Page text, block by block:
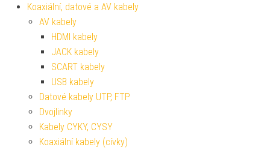
Koaxiální, datové a AV kabely
AV kabely
HDMI kabely
JACK kabely
SCART kabely
USB kabely
Datové kabely UTP, FTP
Dvojlinky
Kabely CYKY, CYSY
Koaxiální kabely (cívky)